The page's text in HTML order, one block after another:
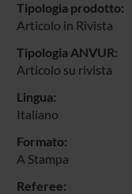
Tipologia prodotto:
Articolo in Rivista
Tipologia ANVUR:
Articolo su rivista
Lingua:
Italiano
Formato:
A Stampa
Referee: